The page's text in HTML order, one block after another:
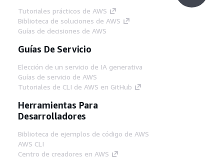
Tutoriales prácticos de AWS
Biblioteca de soluciones de AWS
Guías de decisiones de AWS
Guías De Servicio
Elección de un servicio de IA generativa
Guías de servicio de AWS
Tutoriales de CLI de AWS en GitHub
Herramientas Para
Desarrolladores
Biblioteca de ejemplos de código de AWS
AWS CLI
Centro de creadores en AWS